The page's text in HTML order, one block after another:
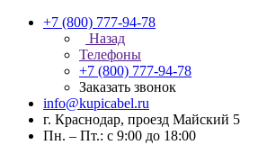
+7 (800) 777-94-78
Назад
Телефоны
+7 (800) 777-94-78
Заказать звонок
info@kupicabel.ru
г. Краснодар, проезд Майский 5
Пн. – Пт.: с 9:00 до 18:00